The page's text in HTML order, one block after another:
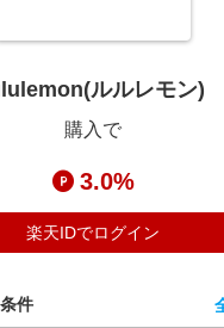
メラ
・ゴルフ
ルルレモン)
購入で
3.0%
楽天IDでログイン
件